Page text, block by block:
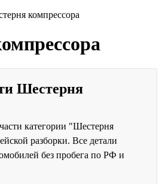
компрессора
Шестерня
категории "Шестерня
разборки. Все детали
без пробега по РФ и